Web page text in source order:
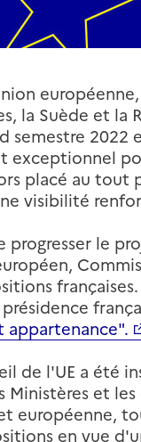
la Suède et la
semestre 2022
exceptionnel
placé au tout
visibilité
progresser le
appartenance".
de l'UE a été
Ministères et
européenne,
en vue